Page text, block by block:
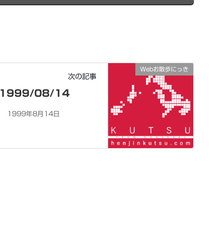
Webお散歩にっき
次の記事
1999/08/14
1999年8月14日